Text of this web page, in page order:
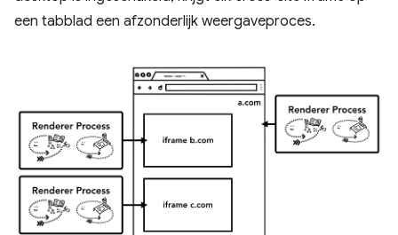
een tabblad een afzonderlijk weergaveproces.